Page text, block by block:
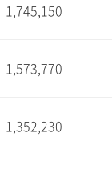
1,745,150
1,573,770
1,352,230